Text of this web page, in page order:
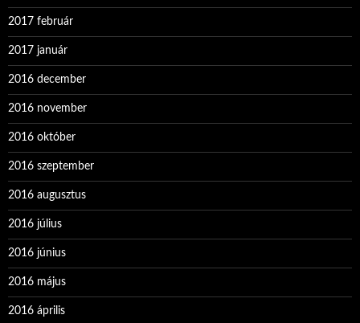
2017 február
2017 január
2016 december
2016 november
2016 október
2016 szeptember
2016 augusztus
2016 július
2016 június
2016 május
2016 április